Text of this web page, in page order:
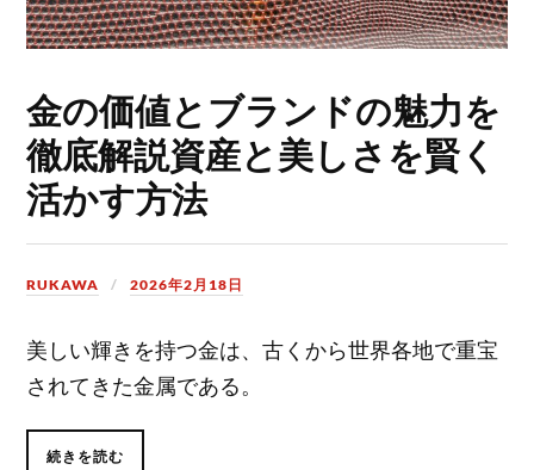
金の価値とブランドの魅力を
徹底解説資産と美しさを賢く
活かす方法
RUKAWA 2026年2月18日
美しい輝きを持つ金は、古くから世界各地で重宝
されてきた金属である。
続きを読む